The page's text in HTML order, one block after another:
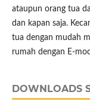
ataupun orang tua
dan kapan saja.
tua dengan mudah
rumah dengan E-
DOWNLOADS